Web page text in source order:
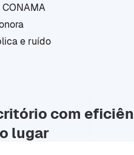
e ruído
com
lugar